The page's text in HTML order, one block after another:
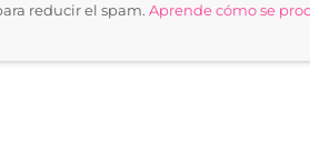
reducir el spam. Aprende cómo se